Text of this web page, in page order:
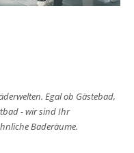
Egal ob Gästebad,
- wir sind Ihr
Baderäume.